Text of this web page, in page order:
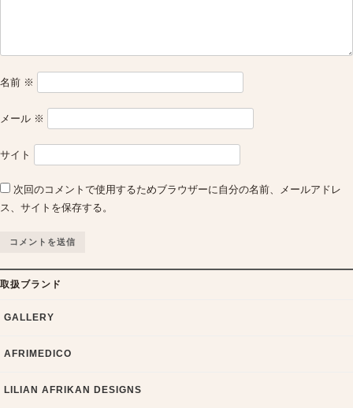
名前 ※
メール ※
サイト
次回のコメントで使用するためブラウザーに自分の名前、メールアドレ
ス、サイトを保存する。
取扱ブランド
GALLERY
AFRIMEDICO
LILIAN AFRIKAN DESIGNS